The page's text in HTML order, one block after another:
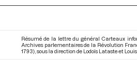
Résumé de la lettre du général Carteaux
Archives parlementaires de la Révolution
1793) , sous la direction de Lodoïs Lataste et